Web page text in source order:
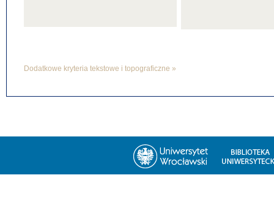
Dodatkowe kryteria tekstowe i topograficzne »